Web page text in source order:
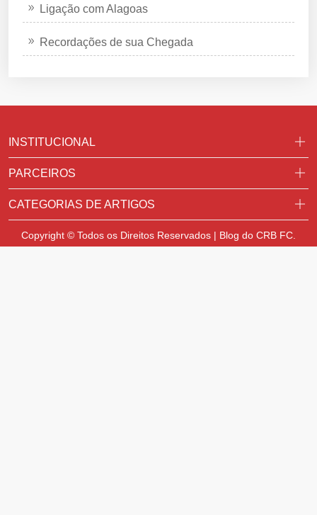
Ligação com Alagoas
Recordações de sua Chegada
INSTITUCIONAL
PARCEIROS
CATEGORIAS DE ARTIGOS
Copyright © Todos os Direitos Reservados | Blog do CRB FC.